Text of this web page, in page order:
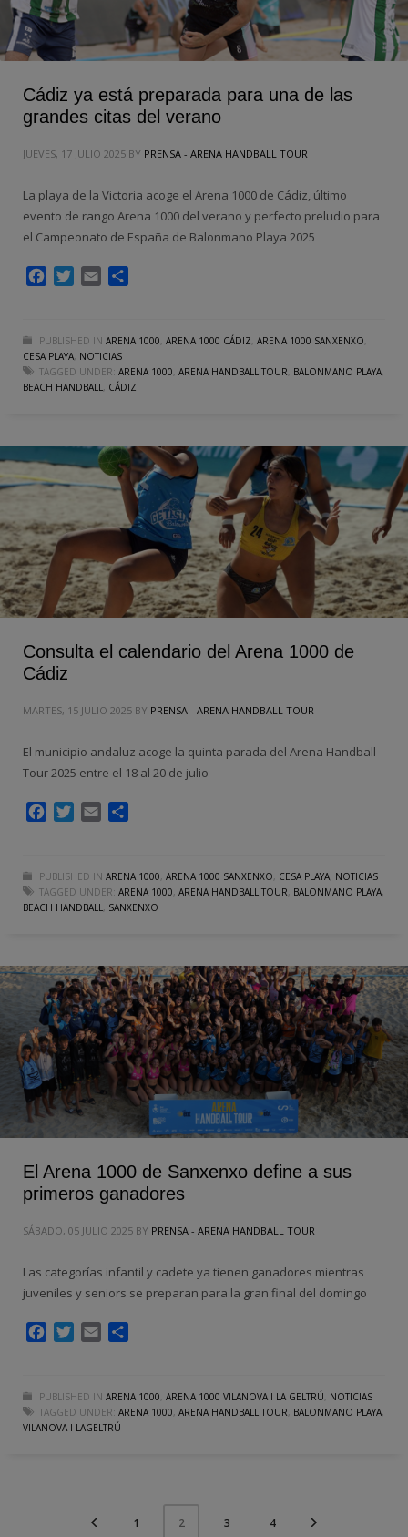
Cádiz ya está preparada para una de las
grandes citas del verano
JUEVES, 17 JULIO 2025 BY PRENSA - ARENA HANDBALL TOUR
La playa de la Victoria acoge el Arena 1000 de Cádiz, último
evento de rango Arena 1000 del verano y perfecto preludio para
el Campeonato de España de Balonmano Playa 2025
FacebookTwitter
Email
PUBLISHED IN ARENA 1000, ARENA 1000 CÁDIZ, ARENA 1000 SANXENXO,
CESA PLAYA, NOTICIAS
TAGGED UNDER: ARENA 1000, ARENA HANDBALL TOUR, BALONMANO PLAYA,
BEACH HANDBALL, CÁDIZ
Consulta el calendario del Arena 1000 de
Cádiz
MARTES, 15 JULIO 2025 BY PRENSA - ARENA HANDBALL TOUR
El municipio andaluz acoge la quinta parada del Arena Handball
Tour 2025 entre el 18 al 20 de julio
FacebookTwitter
Email
PUBLISHED IN ARENA 1000, ARENA 1000 SANXENXO, CESA PLAYA, NOTICIAS
TAGGED UNDER: ARENA 1000, ARENA HANDBALL TOUR, BALONMANO PLAYA,
BEACH HANDBALL , SANXENXO
El Arena 1000 de Sanxenxo define a sus
primeros ganadores
SÁBADO, 05 JULIO 2025 BY PRENSA - ARENA HANDBALL TOUR
Las categorías infantil y cadete ya tienen ganadores mientras
juveniles y seniors se preparan para la gran final del domingo
FacebookTwitter
Email
PUBLISHED IN ARENA 1000, ARENA 1000 VILANOVA I LA GELTRÚ, NOTICIAS
TAGGED UNDER: ARENA 1000, ARENA HANDBALL TOUR, BALONMANO PLAYA,
VILANOVA I LAGELTRÚ
1 2 3 4